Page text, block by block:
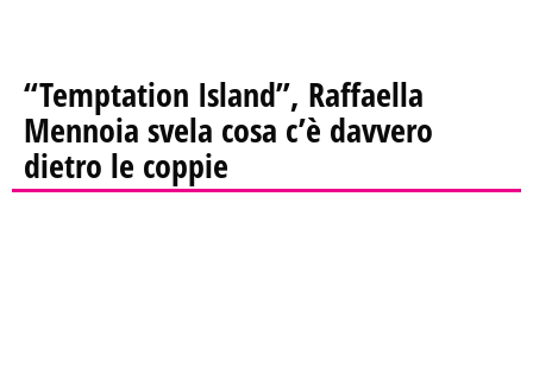
“Temptation Island”, Raffaella
Mennoia svela cosa c’è davvero
dietro le coppie